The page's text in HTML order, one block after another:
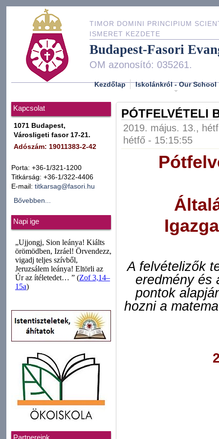
TIMOR DOMINI PRINCIPIUM
ISMERET KEZDETE
Budapest-Fasori
OM azonosító: 035261.
Kezdőlap Iskolánkról - Our School
Kapcsolat
1071 Budapest,
Városligeti fasor 17-21.
Adószám: 19011383-2-42
Porta: +36-1/321-1200
Titkárság: +36-1/322-4406
E-mail: titkarsag@fasori.hu
Bővebben...
Napi ige
PÓTFELVÉTELI
2019. május. 13.,
hétfő - 15:15:55
A felvételizők
eredmény és
pontok
hozni a